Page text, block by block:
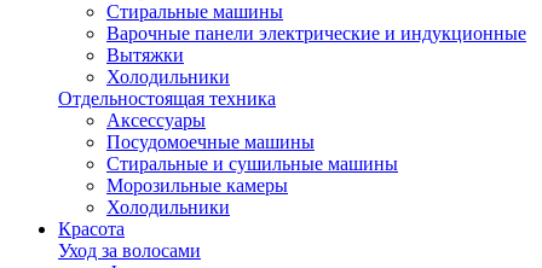
Стиральные машины
Варочные панели электрические и индукционные
Вытяжки
Холодильники
Отдельностоящая техника
Аксессуары
Посудомоечные машины
Стиральные и сушильные машины
Морозильные камеры
Холодильники
Красота
Уход за волосами